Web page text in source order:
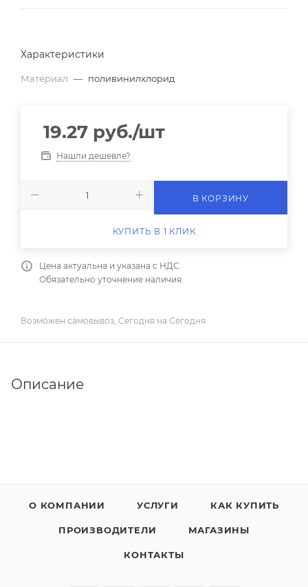
Характеристики
Материал — поливинилхлорид
19.27 руб./шт
Нашли дешевле?
В КОРЗИНУ
КУПИТЬ В 1 КЛИК
Цена актуальна и указана с НДС.
Обязательно уточнение наличия.
Возможен самовывоз, Сегодня на Сегодня.
Описание
О КОМПАНИИ УСЛУГИ КАК КУПИТЬ
ПРОИЗВОДИТЕЛИ МАГАЗИНЫ
КОНТАКТЫ